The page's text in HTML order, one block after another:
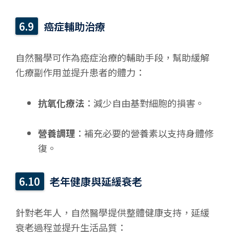
癌症輔助治療
自然醫學可作為癌症治療的輔助手段，幫助緩解
化療副作用並提升患者的體力：
抗氧化療法：減少自由基對細胞的損害。
營養調理 ：補充必要的營養素以支持身體修
復。
老年健康與延緩衰老
針對老年人，自然醫學提供整體健康支持，延緩
衰老過程並提升生活品質：